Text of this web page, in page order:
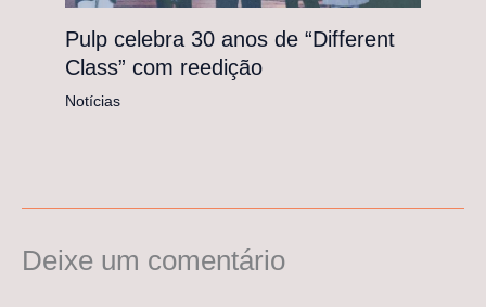
Pulp celebra 30 anos de “Different
Class” com reedição
Notícias
Deixe um comentário